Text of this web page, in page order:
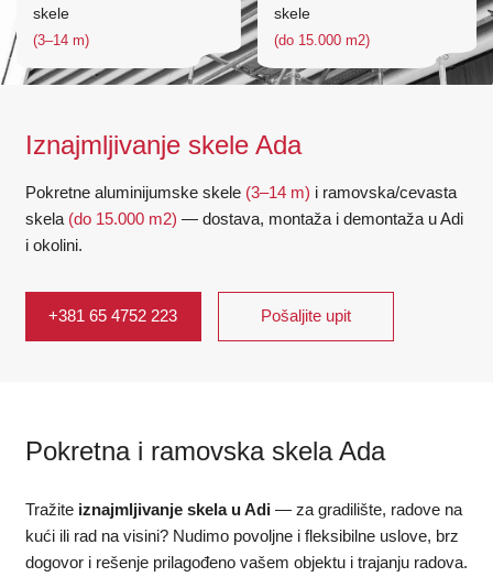
skele
(3–14 m)
skele
(do 15.000 m2)
Iznajmljivanje skele Ada
Pokretne aluminijumske skele (3–14 m) i ramovska/cevasta
skela (do 15.000 m2) — dostava, montaža i demontaža u Adi
i okolini.
+381 65 4752 223 Pošaljite upit
Pokretna i ramovska skela Ada
Tražite iznajmljivanje skela u Adi— za gradilište, radove na
kući ili rad na visini? Nudimo povoljne i fleksibilne uslove, brz
dogovor i rešenje prilagođeno vašem objektu i trajanju radova.